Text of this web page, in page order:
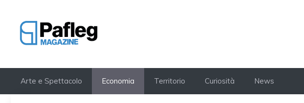
contenuto
Arte e Spettacolo Economia Territorio Curiosità News